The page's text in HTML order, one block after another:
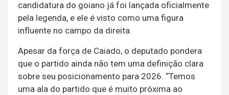
candidatura do goiano já foi lançada oficialmente
pela legenda, e ele é visto como uma figura
influente no campo da direita.
Apesar da força de Caiado, o deputado pondera
que o partido ainda não tem uma definição clara
sobre seu posicionamento para 2026. “Temos
uma ala do partido que é muito próxima ao